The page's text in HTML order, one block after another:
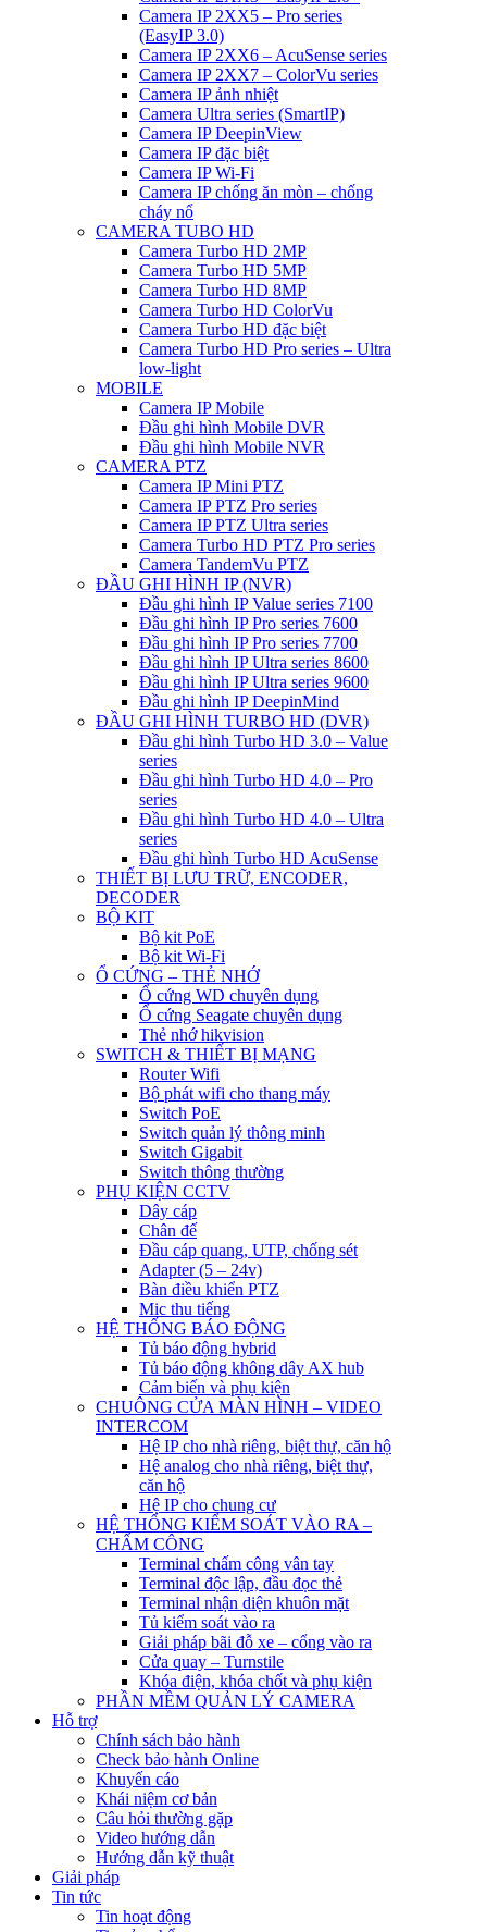
Camera IP 2XX5 – Pro series
(EasyIP 3.0)
Camera IP 2XX6 – AcuSense series
Camera IP 2XX7 – ColorVu series
Camera IP ảnh nhiệt
Camera Ultra series (SmartIP)
Camera IP DeepinView
Camera IP đặc biệt
Camera IP Wi-Fi
Camera IP chống ăn mòn – chống
cháy nổ
CAMERA TUBO HD
Camera Turbo HD 2MP
Camera Turbo HD 5MP
Camera Turbo HD 8MP
Camera Turbo HD ColorVu
Camera Turbo HD đặc biệt
Camera Turbo HD Pro series – Ultra
low-light
MOBILE
Camera IP Mobile
Đầu ghi hình Mobile DVR
Đầu ghi hình Mobile NVR
CAMERA PTZ
Camera IP Mini PTZ
Camera IP PTZ Pro series
Camera IP PTZ Ultra series
Camera Turbo HD PTZ Pro series
Camera TandemVu PTZ
ĐẦU GHI HÌNH IP (NVR)
Đầu ghi hình IP Value series 7100
Đầu ghi hình IP Pro series 7600
Đầu ghi hình IP Pro series 7700
Đầu ghi hình IP Ultra series 8600
Đầu ghi hình IP Ultra series 9600
Đầu ghi hình IP DeepinMind
ĐẦU GHI HÌNH TURBO HD (DVR)
Đầu ghi hình Turbo HD 3.0 – Value
series
Đầu ghi hình Turbo HD 4.0 – Pro
series
Đầu ghi hình Turbo HD 4.0 – Ultra
series
Đầu ghi hình Turbo HD AcuSense
THIẾT BỊ LƯU TRỮ, ENCODER,
DECODER
BỘ KIT
Bộ kit PoE
Bộ kit Wi-Fi
Ổ CỨNG – THẺ NHỚ
Ổ cứng WD chuyên dụng
Ổ cứng Seagate chuyên dụng
Thẻ nhớ hikvision
SWITCH & THIẾT BỊ MẠNG
Router Wifi
Bộ phát wifi cho thang máy
Switch PoE
Switch quản lý thông minh
Switch Gigabit
Switch thông thường
PHỤ KIỆN CCTV
Dây cáp
Chân đế
Đầu cáp quang, UTP, chống sét
Adapter (5 – 24v)
Bàn điều khiển PTZ
Mic thu tiếng
HỆ THỐNG BÁO ĐỘNG
Tủ báo động hybrid
Tủ báo động không dây AX hub
Cảm biến và phụ kiện
CHUÔNG CỬA MÀN HÌNH – VIDEO
INTERCOM
Hệ IP cho nhà riêng, biệt thự, căn hộ
Hệ analog cho nhà riêng, biệt thự,
căn hộ
Hệ IP cho chung cư
HỆ THỐNG KIỂM SOÁT VÀO RA –
CHẤM CÔNG
Terminal chấm công vân tay
Terminal độc lập, đầu đọc thẻ
Terminal nhận diện khuôn mặt
Tủ kiểm soát vào ra
Giải pháp bãi đỗ xe – cổng vào ra
Cửa quay – Turnstile
Khóa điện, khóa chốt và phụ kiện
PHẦN MỀM QUẢN LÝ CAMERA
Hỗ trợ
Chính sách bảo hành
Check bảo hành Online
Khuyến cáo
Khái niệm cơ bản
Câu hỏi thường gặp
Video hướng dẫn
Hướng dẫn kỹ thuật
Giải pháp
Tin tức
Tin hoạt động